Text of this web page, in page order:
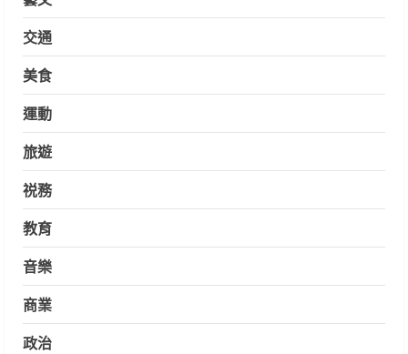
交通
美食
運動
旅遊
祱務
教育
音樂
商業
政治